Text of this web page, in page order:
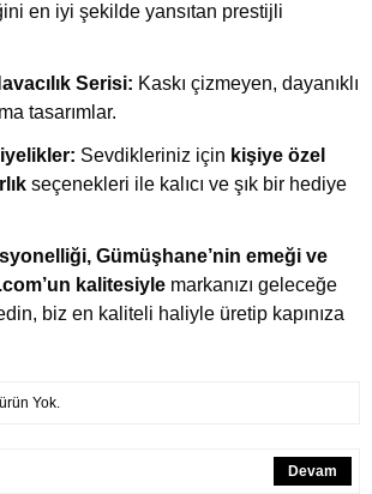
en iyi şekilde yansıtan prestijli
Serisi: Kaskı çizmeyen, dayanıklı
tasarımlar.
Sevdikleriniz için kişiye özel
seçenekleri ile kalıcı ve şık bir hediye
Gümüşhane’nin emeği ve
kalitesiyle markanızı geleceğe
biz en kaliteli haliyle üretip kapınıza
Yok.
Devam